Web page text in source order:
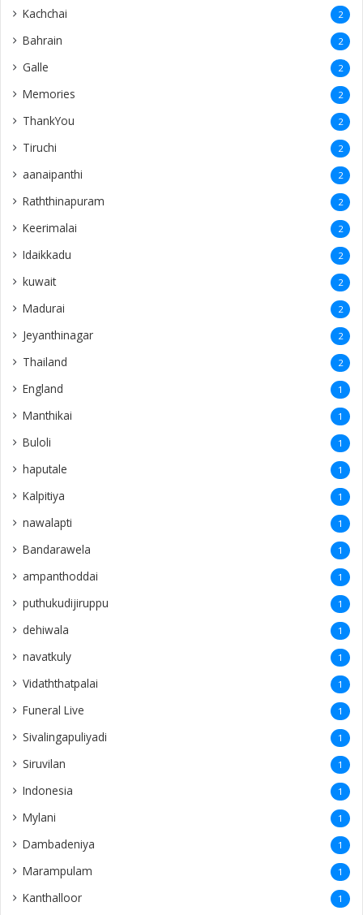
Kachchai 2
Bahrain 2
Galle 2
Memories 2
ThankYou 2
Tiruchi 2
aanaipanthi 2
Raththinapuram 2
Keerimalai 2
Idaikkadu 2
kuwait 2
Madurai 2
Jeyanthinagar 2
Thailand 2
England 1
Manthikai 1
Buloli 1
haputale 1
Kalpitiya 1
nawalapti 1
Bandarawela 1
ampanthoddai 1
puthukudijiruppu 1
dehiwala 1
navatkuly 1
Vidaththatpalai 1
Funeral Live 1
Sivalingapuliyadi 1
Siruvilan 1
Indonesia 1
Mylani 1
Dambadeniya 1
Marampulam 1
Kanthalloor 1